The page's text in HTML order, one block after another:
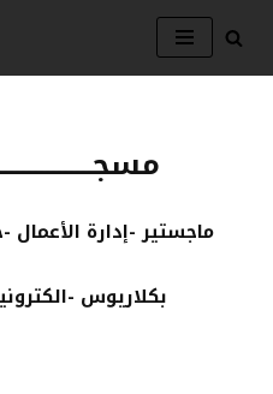
-ماجستير -إدارة
-بكلاريوس -